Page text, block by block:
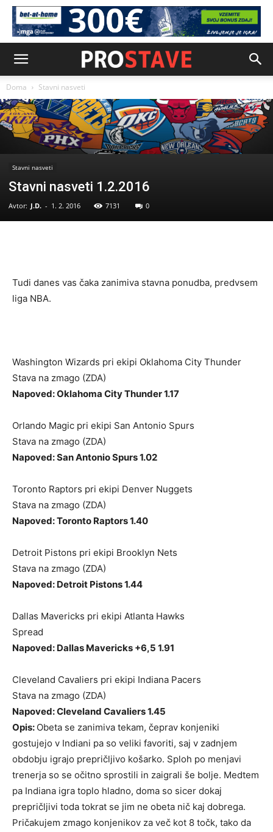
Doma Stavni nasveti
Stavni nasveti
Stavni nasveti 1.2.2016
Avtor: J.D. - 1. 2. 2016 7131 0
Tudi danes vas čaka zanimiva stavna ponudba, predvsem
liga NBA.
Washington Wizards pri ekipi Oklahoma City Thunder
Stava na zmago (ZDA)
Napoved: Oklahoma City Thunder 1.17
Orlando Magic pri ekipi San Antonio Spurs
Stava na zmago (ZDA)
Napoved: San Antonio Spurs 1.02
Toronto Raptors pri ekipi Denver Nuggets
Stava na zmago (ZDA)
Napoved: Toronto Raptors 1.40
Detroit Pistons pri ekipi Brooklyn Nets
Stava na zmago (ZDA)
Napoved: Detroit Pistons 1.44
Dallas Mavericks pri ekipi Atlanta Hawks
Spread
Napoved: Dallas Mavericks +6,5 1.91
Cleveland Cavaliers pri ekipi Indiana Pacers
Stava na zmago (ZDA)
Napoved: Cleveland Cavaliers 1.45
Opis: Obeta se zanimiva tekam, čeprav konjeniki
gostujejo v Indiani pa so veliki favoriti, saj v zadnjem
obdobju igrajo prepričljivo košarko. Sploh po menjavi
trenerja so se očitno sprostili in zaigrali še bolje. Medtem
pa Indiana igra toplo hladno, doma so sicer dokaj
prepričljivi toda tokrat se jim ne obeta nič kaj dobrega.
Pričakujem zmago konjenikov za več kot 8 točk, tako da